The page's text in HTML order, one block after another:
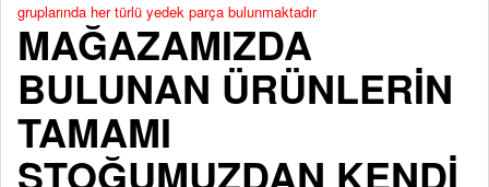
gruplarında her türlü yedek parça bulunmaktadır
MAĞAZAMIZDA
BULUNAN ÜRÜNLERİN
TAMAMI
STOĞUMUZDAN KENDİ